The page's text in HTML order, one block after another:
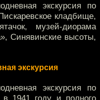
экскурсия по
кладбище,
музей-диорама
Синявинские высоты,
экскурсия
экскурсия по